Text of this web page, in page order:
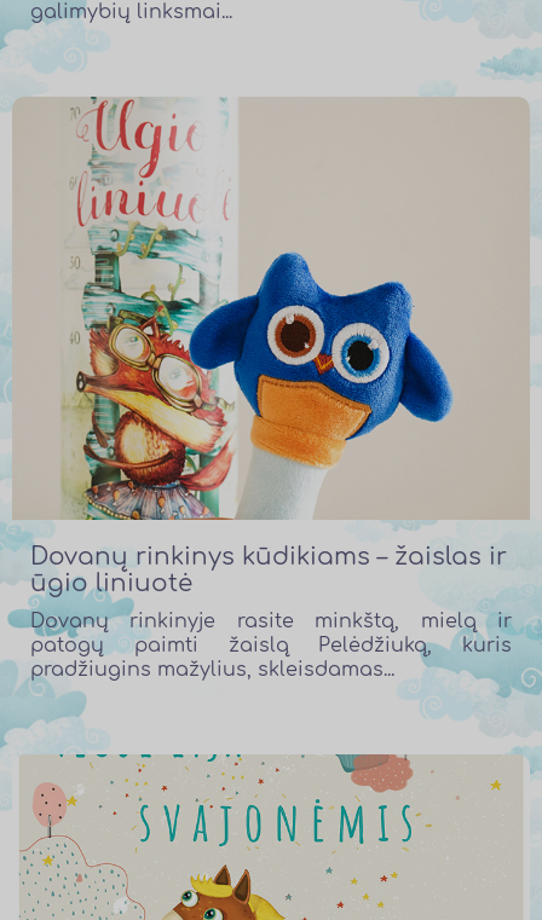
galimybių linksmai...
Dovanų rinkinys kūdikiams – žaislas ir
ūgio liniuotė
Dovanų rinkinyje rasite minkštą, mielą ir
patogų paimti žaislą Pelėdžiuką, kuris
pradžiugins mažylius, skleisdamas...